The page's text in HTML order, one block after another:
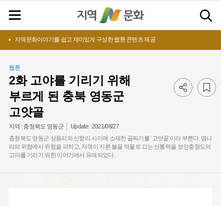
지역문화이야기를 쉽고 재미있게 구성한 웹툰 콘텐츠 제공
웹툰
2화 고야를 기리기 위해
부르게 된 충북 영동군
고얏골
지역 :충청북도 영동군 Update : 2021/08/27
충청북도 영동군 상용리와 신항리 사이에 소재한 골짜기를 ‘고얏골’이라 부른다. 명나
라의 위협에서 위험을 피하고, 자객이 지른 불을 먹물로 끄는 신통력을 보인충청도의
고야를 기리기 위한 이야기에서 유래되었다.